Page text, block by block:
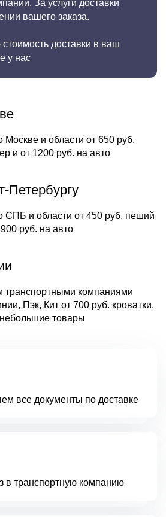
За услуги доставки
вашего заказа.
доставки в ваш
у нас
Москве и области от 650 руб.
и от 1200 руб. на авто
Петербургу
СПБ и области от 450 руб. пеший
900 руб. на авто
транспортными компаниями
, Пэк, Кит от 700 руб. кроватки,
небольшие товары
все документы по доставке
в транспортную компанию